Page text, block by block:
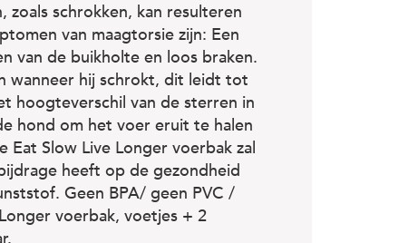
zoals schrokken, kan resulteren
van maagtorsie zijn: Een
van de buikholte en loos braken.
wanneer hij schrokt, dit leidt tot
hoogteverschil van de sterren in
hond om het voer eruit te halen
Slow Live Longer voerbak zal
heeft op de gezondheid
Geen BPA/ geen PVC /
voerbak, voetjes + 2